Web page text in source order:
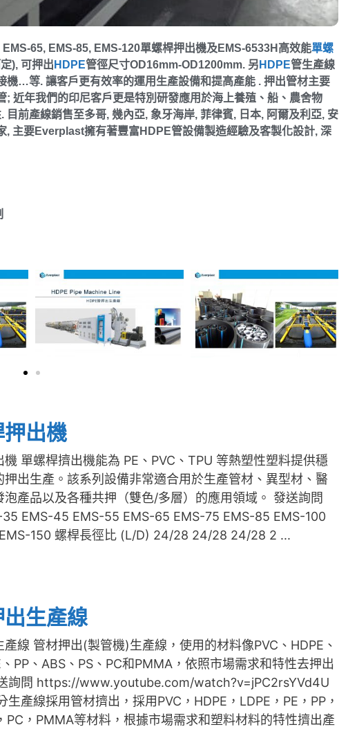
EMS-65, EMS-85, EMS-120單螺桿押出機及 EMS-6533H 高效能單螺
), 可押出 HDPE管徑尺寸OD16mm-OD1200mm. 另 HDPE管生產線
機…等. 讓客戶更有效率的運用生產設備和提高產能 . 押出管材主要
; 近年我們的印尼客戶更是特別研發應用於海上養殖、船、農舍物
. 目前產線銷售至多哥, 幾內亞, 象牙海岸, 菲律賓, 日本, 阿爾及利亞, 安
, 主要Everplast擁有著豐富HDPE管設備製造經驗及客製化設計, 深
出機
機 單螺桿擠出機能為 PE、PVC、TPU 等熱塑性塑料提供穩
押出生產。該系列設備非常適合用於生產管材、異型材、醫
泡產品以及各種共押（雙色/多層）的應用領域。 發送詢問
35 EMS-45 EMS-55 EMS-65 EMS-75 EMS-85 EMS-100
150 螺桿長徑比 (L/D) 24/28 24/28 24/28 2 ...
生產線
產線 管材押出(製管機)生產線，使用的材料像PVC、HDPE、
PP、ABS、PS、PC和PMMA，依照市場需求和特性去押出
詢問 https://www.youtube.com/watch?v=jPC2rsYVd4U
生產線採用管材擠出，採用PVC，HDPE，LDPE，PE，PP，
PC，PMMA等材料，根據市場需求和塑料材料的特性擠出產